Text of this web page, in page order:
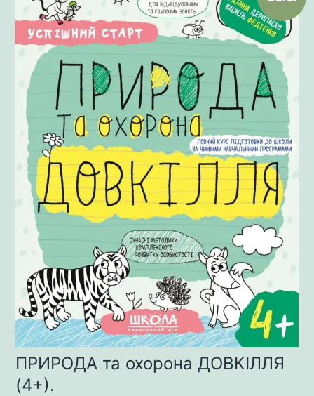
ПРИРОДА та охорона ДОВКІЛЛЯ
(4+).